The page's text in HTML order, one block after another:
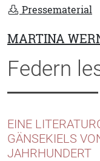
Pressematerial
MARTINA
Federn
EINE
GÄNSEKIELS
JAHRHUNDERT